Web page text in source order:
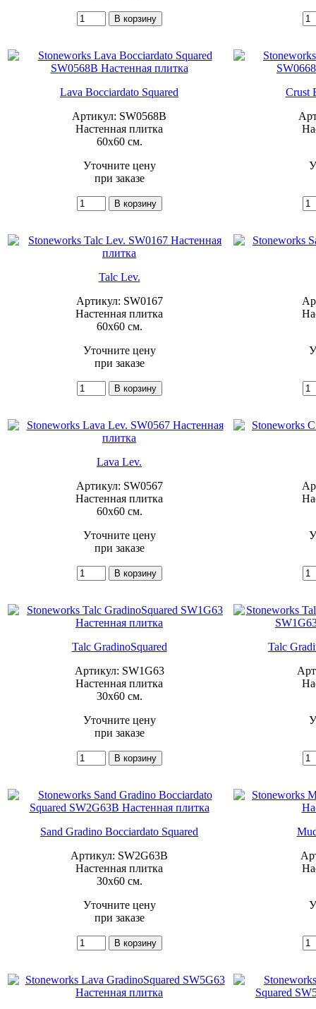
Lava Bocciardato Squared
Артикул: SW0568B
Настенная плитка
60x60 см.
Уточните цену
при заказе
Crust
Talc Lev.
Артикул: SW0167
Настенная плитка
60x60 см.
Уточните цену
при заказе
Lava Lev.
Артикул: SW0567
Настенная плитка
60x60 см.
Уточните цену
при заказе
Talc GradinoSquared
Артикул: SW1G63
Настенная плитка
30x60 см.
Уточните цену
при заказе
Talc
Sand Gradino Bocciardato Squared
Артикул: SW2G63B
Настенная плитка
30x60 см.
Уточните цену
при заказе